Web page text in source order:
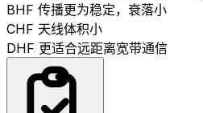
BHF 传播更为稳定，衰落小
CHF 天线体积小
DHF 更适合远距离宽带通信